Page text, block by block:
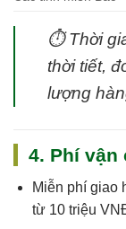
⏱Thời
thời tiết,
lượng
4. Phí vận
Miễn phí giao
từ 10 triệu